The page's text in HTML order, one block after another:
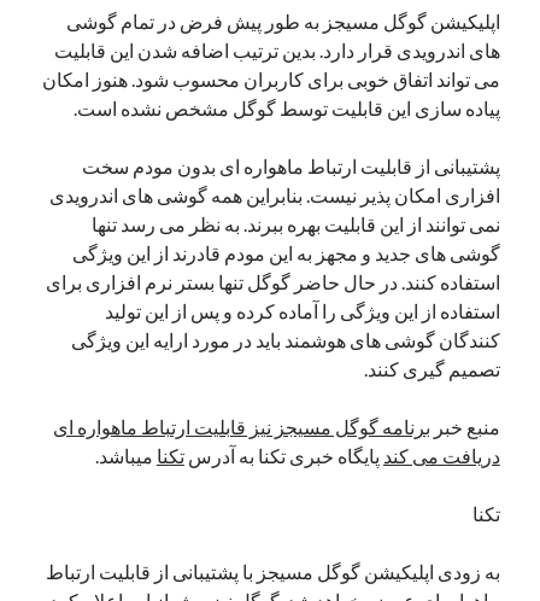
آگوست 2025
جولای 2025
ژوئن 2025
می 2025
مارس 2025
فوریه 2025
ژانویه 2025
دسامبر 2024
نوامبر 2024
اکتبر 2024
سپتامبر 2024
آگوست 2024
ژوئن 2024
می 2024
مارس 2024
ژانویه 2024
اپلیکیشن گوگل مسیجز به طور پیش فرض در تمام گوشی
های اندرویدی قرار دارد. بدین ترتیب اضافه شدن این قابلیت
می تواند اتفاق خوبی برای کاربران محسوب شود. هنوز امکان
پیاده سازی این قابلیت توسط گوگل مشخص نشده است.
پشتیبانی از قابلیت ارتباط ماهواره ای بدون مودم سخت
افزاری امکان پذیر نیست. بنابراین همه گوشی های اندرویدی
نمی توانند از این قابلیت بهره ببرند. به نظر می رسد تنها
گوشی های جدید و مجهز به این مودم قادرند از این ویژگی
استفاده کنند. در حال حاضر گوگل تنها بستر نرم افزاری برای
استفاده از این ویژگی را آماده کرده و پس از این تولید
کنندگان گوشی های هوشمند باید در مورد ارایه این ویژگی
تصمیم گیری کنند.
منبع خبر برنامه گوگل مسیجز نیز قابلیت ارتباط ماهواره ای
دریافت می کند پایگاه خبری تکنا به آدرستکنا میباشد.
تکنا
به زودی اپلیکیشن گوگل مسیجز با پشتیبانی از قابلیت ارتباط